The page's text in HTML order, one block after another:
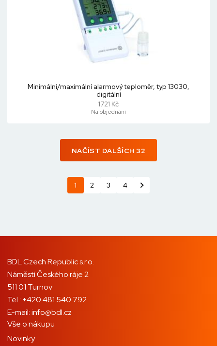
Minimální/maximální alarmový teploměr, typ 13030,
digitální
1721 Kč
Na objednání
NAČÍST DALŠÍCH 32
1 2 3 4
BDL Czech Republic s.r.o.
Náměstí Českého ráje 2
511 01 Turnov
Tel.: +420 481 540 792
E-mail:info@bdl.cz
Vše o nákupu
Novinky